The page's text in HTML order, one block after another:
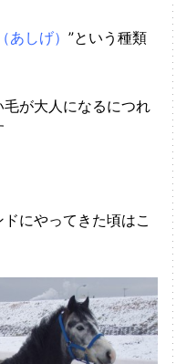
あしげ） ”という種類
が大人になるにつれ
にやってきた頃はこ